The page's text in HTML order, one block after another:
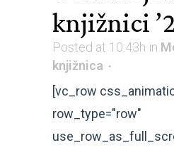
knjižnici
Posted at 10:43h in
knjižnica
[vc_row
row_type="row"